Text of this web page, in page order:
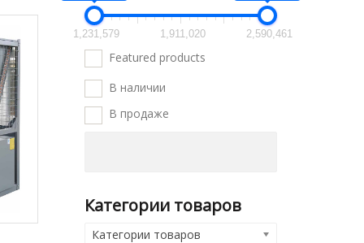
1,231,579 1,911,020 2,590,461
Featured products
В наличии
В продаже
Категории товаров
Категории товаров